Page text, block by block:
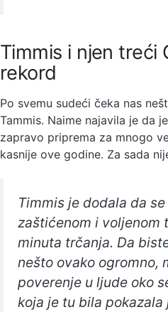
Timmis i njen treći
rekord
Po svemu sudeći čeka nas
Tammis. Naime najavila je da
zapravo priprema za mnogo
kasnije ove godine. Za sada
Timmis je dodala da se
zaštićenom i voljenom
minuta trčanja. Da
nešto ovako ogromno,
poverenje u ljude oko
koja je tu bila pokazala